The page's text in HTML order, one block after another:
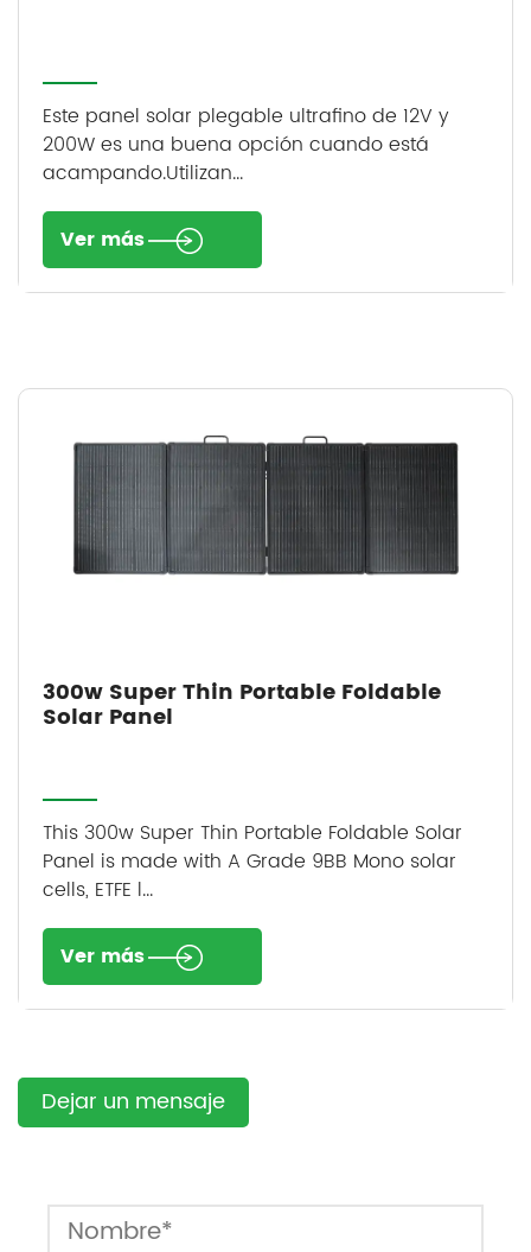
Este panel solar plegable ultrafino de 12V y
200W es una buena opción cuando está
acampando.Utilizan...
Ver más
300w Super Thin Portable Foldable
Solar Panel
This 300w Super Thin Portable Foldable Solar
Panel is made with A Grade 9BB Mono solar
cells, ETFE l...
Ver más
Dejar un mensaje